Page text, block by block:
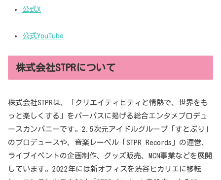
公式X
公式YouTube
株式会社STPRについて
株式会社STPRは、「クリエイティビティと情熱で、世界をも
っと楽しくする」をパーパスに掲げる総合エンタメプロデュ
ースカンパニーです。2.5次元アイドルグループ「すとぷり」
のプロデュースや、音楽レーベル「STPR Records」の運営、
ライブイベントの企画制作、グッズ販売、MCN事業などを展開
しています。2022年には新オフィスを渋谷ヒカリエに移転